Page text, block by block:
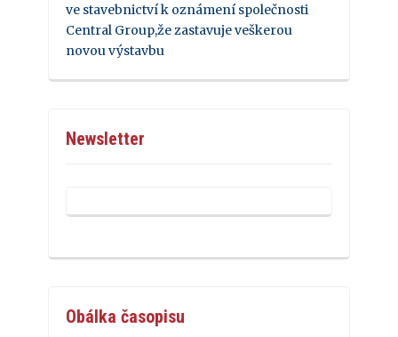
ve stavebnictví k oznámení společnosti
Central Group,že zastavuje veškerou
novou výstavbu
Newsletter
Obálka časopisu